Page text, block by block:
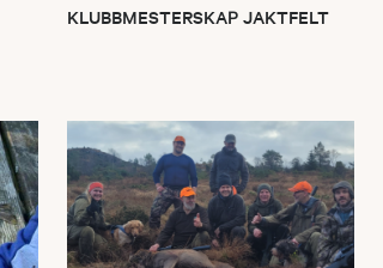
KLUBBMESTERSKAP JAKTFELT